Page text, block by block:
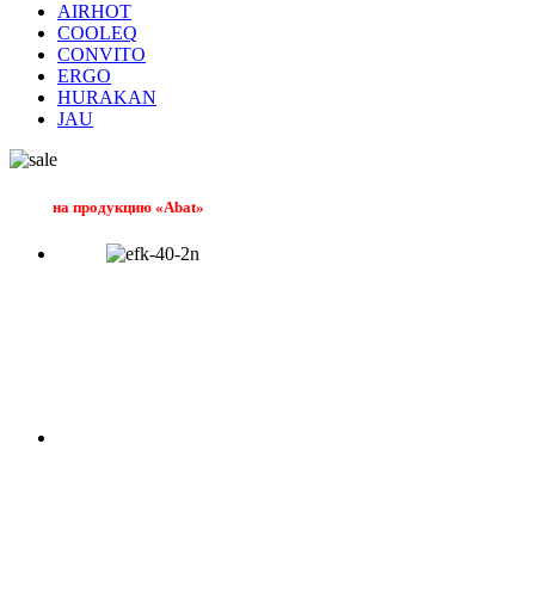
AIRHOT
COOLEQ
CONVITO
ERGO
HURAKAN
JAU
на продукцию «Abat»